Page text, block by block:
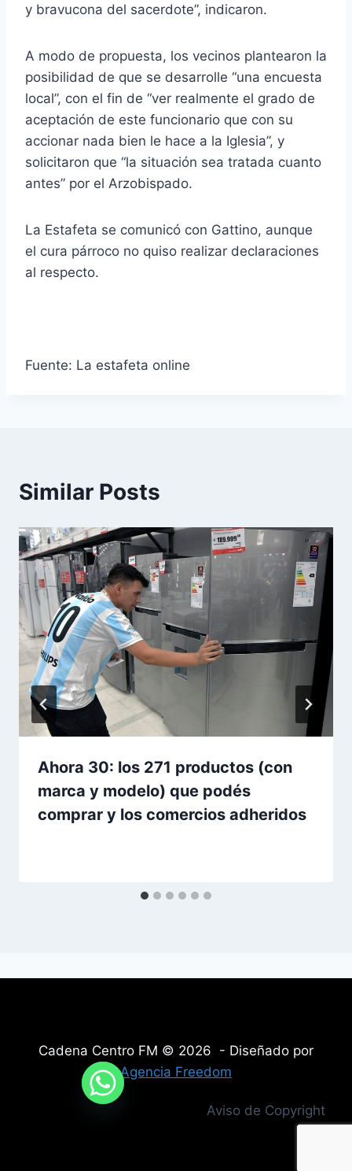
y bravucona del sacerdote”, indicaron.
A modo de propuesta, los vecinos plantearon la
posibilidad de que se desarrolle “una encuesta
local”, con el fin de “ver realmente el grado de
aceptación de este funcionario que con su
accionar nada bien le hace a la Iglesia”, y
solicitaron que “la situación sea tratada cuanto
antes” por el Arzobispado.
La Estafeta se comunicó con Gattino, aunque
el cura párroco no quiso realizar declaraciones
al respecto.
Fuente: La estafeta online
Similar Posts
Ahora 30: los 271 productos (con
marca y modelo) que podés
comprar y los comercios adheridos
Cadena Centro FM © 2026 - Diseñado por
Agencia Freedom
Aviso de Copyright